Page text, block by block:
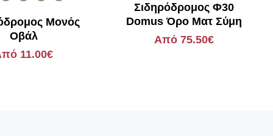
Μονός
Οβάλ
11.00€
Σιδηρόδρομος Φ30
Domus Όρο Ματ Σύμη
Από 75.50€